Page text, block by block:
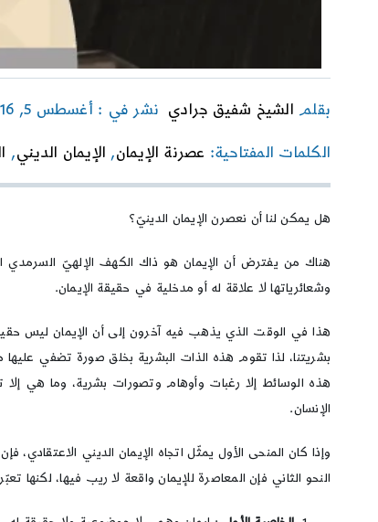
بقلم الشيخ شفيق جرادي نشر في : أغسطس 5, 2016
الكلمات المفتاحية: عصرنة الإيمان, الإيمان الديني,
هل يمكن لنا أن نعصرن الإيمان الدينيّ؟
هناك من يفترض أن الإيمان هو ذاك الكهف الإلهيّ السرمدي
وشعائرياتها لا علاقة له أو مدخلية في حقيقة الإيمان.
هذا في الوقت الذي يذهب فيه آخرون إلى أن الإيمان ليس
بشريتنا، لذا تقوم هذه الذات البشرية بخلق صورة تضفي
هذه الوسائط إلا رغبات وأوهام وتصورات بشرية، وما هي
الإنسان.
وإذا كان المنحى الأول يمثّل اتجاه الإيمان الديني الاعتقادي،
النحو الثاني فإن المعاصرة للإيمان واقعة لا ريب فيها، لكنها